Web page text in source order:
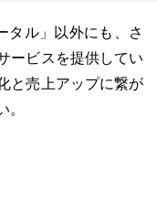
タル」以外にも、さ
ービスを提供してい
と売上アップに繋が
。